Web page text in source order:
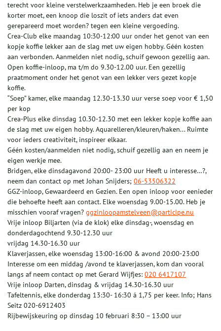
terecht voor kleine verstelwerkzaamheden. Heb je een broek die
korter moet, een knoop die loszit of iets anders dat even
gerepareerd moet worden? tegen een kleine vergoeding.
Crea-Club elke maandag 10:30-12:00 uur onder het genot van een
kopje koffie lekker aan de slag met uw eigen hobby. Géén kosten
aan verbonden. Aanmelden niet nodig, schuif gewoon gezellig aan.
Open koffie-inloop, ma t/m do 9.30-12.00 uur. Een gezellig
praatmoment onder het genot van een lekker vers gezet kopje
koffie.
“Soep” kamer, elke maandag 12.30-13.30 uur verse soep voor € 1,50
per kop
Crea-Plus elke dinsdag 10.30-12.30 met een lekker kopje koffie aan
de slag met uw eigen hobby. Aquarelleren/kleuren/haken... Ruimte
voor ieders creativiteit, inspireer elkaar.
Géén kosten/aanmelden niet nodig, schuif gezellig aan en neem je
eigen werkje mee.
Bridgen, elke dinsdagavond 20:00- 23:00 uur Heeft u interesse…?,
neem dan contact op met Johan Snijders; 06-53506322
GGZ-inloop, Gewaardeerd en Gezien. Een open inloop voor eenieder
die behoefte heeft aan contact. Elke woensdag 9.00-15.00. Heb je
misschien vooraf vragen? ggzinloopamstelveen@participe.nu
Vrije inloop Biljarten (via de klok) elke dinsdag-, woensdag en
donderdagochtend 9.30-12.30 uur
vrijdag 14.30-16.30 uur
Klaverjassen, elke woensdag 13:00-16:00 & avond 20:00-23:00
Interesse om een middag /avond te klaverjassen, kom dan vooral
langs af neem contact op met Gerard Wijfjes: 020 6417107
Vrije inloop Darten, dinsdag & vrijdag 14.30-16.30 uur
Tafeltennis, elke donderdag 13:30- 16:30 á 1,75 per keer. Info; Hans
Seitz 020-6912403
Rijbewijskeuring op dinsdag 10 februari 8:30 – 13:00 uur